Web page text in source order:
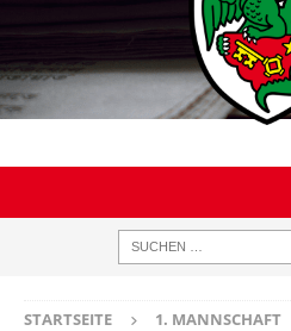
STARTSEITE 1. MANNSCHAFT